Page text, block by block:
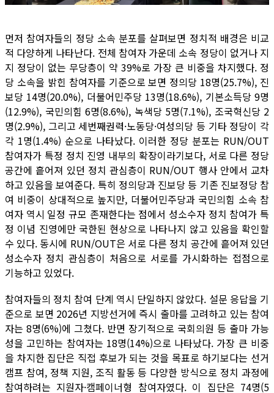
먼저 참여자들의 정당 소속 분포를 살펴보면 정치적 배경은 비교
적 다양하게 나타난다. 전체 참여자 가운데 소속 정당이 없거나 지
지 정당이 없는 무당층이 약 39%로 가장 큰 비중을 차지했다. 정
당 소속을 밝힌 참여자를 기준으로 보면 정의당 18명(25.7%), 진
보당 14명(20.0%), 더불어민주당 13명(18.6%), 기본소득당 9명
(12.9%), 국민의힘 6명(8.6%), 녹색당 5명(7.1%), 조국혁신당 2
명(2.9%), 그리고 세번째권력·노동당·여성의당 등 기타 정당이 각
각 1명(1.4%) 순으로 나타났다. 이러한 정당 분포는 RUN/OUT
참여자가 특정 정치 진영 내부의 확장이라기보다, 서로 다른 정당
공간에 흩어져 있던 정치 관심층이 RUN/OUT 행사 안에서 교차
하고 있음을 보여준다. 특히 정의당과 진보당 등 기존 진보정당 참
여 비중이 상대적으로 높지만, 더불어민주당과 국민의힘 소속 참
여자 역시 일정 규모 존재한다는 점에서 성소수자 정치 참여가 특
정 이념 진영에만 국한된 현상으로 나타나지 않고 있음을 확인할
수 있다. 동시에 RUN/OUT은 서로 다른 정치 공간에 흩어져 있던
성소수자 정치 관심층이 처음으로 서로를 가시화하는 접점으로
기능하고 있었다.
참여자들의 정치 참여 단계 역시 단일하지 않았다. 설문 응답을 기
준으로 보면 2026년 지방선거에 즉시 출마를 고려하고 있는 참여
자는 8명(6%)에 그쳤다. 반면 장기적으로 국회의원 등 출마 가능
성을 고민하는 참여자는 18명(14%)으로 나타났다. 가장 큰 비중
을 차지한 집단은 직접 후보가 되는 것을 목표로 하기보다는 선거
캠프 참여, 정책 지원, 조직 활동 등 다양한 방식으로 정치 과정에
참여하려는 지원자·캠페이너형 참여자였다. 이 집단은 74명(5